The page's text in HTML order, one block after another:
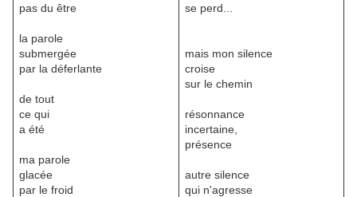
pas du être
la parole
submergée
par la déferlante
de tout
ce qui
a été
ma parole
glacée
par le froid
se perd...
mais mon silence
croise
sur le chemin
résonnance
incertaine,
présence
autre silence
qui n'agresse